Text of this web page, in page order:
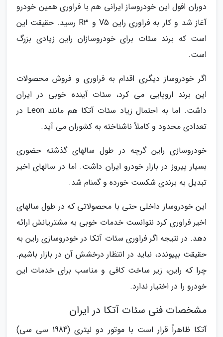
دوران افول این خودروساز ایرانی هم با فراوری همین خودرو
آغاز شد و کار به فراوری راین V5 و R3 رسید. حقیقت این
است که برند سئات برای خودروسازان راین زیادی بزرگ
است.
اگر خودروساز دیگری اقدام به فراوری و فروش محصولات
این برند اروپایی می کرد، سئات آینده خوبی در ایران
داشت. اما به احتمال زیاد سئات آتکا هم مانند Leon در
تعدادی محدود و کاملاً ناشناخته به کشوران می آید.
خودروسازی راین گرچه در طول سالهای گذشته حضوری
بسیار پیروز در بازار خودرو ایران داشت. اما در سالهای اخیر
تبدیل به برندی شکست خورده و گمنام شد.
این خودروساز داخلی حتی با محصولاتی که در طول سالهای
اخیر فراوری کرد نتوانست خدمات خوبی به مشتریانش ارائه
دهد. در نتیجه اگر فراوری سئات آتکا در خودروسازی راین به
حقیقت بپیوندد، نباید در انتظار درخشش آن در بازار باشیم.
چرا که راین، زیر ساخت کافی و مناسب برای خدمات این
خودرو را در اختیار ندارد.
مشخصات فنی سئات آتکا در ایران
آتکا ظاهراً قرار است با موتور دو لیتری (1984 سی سی)